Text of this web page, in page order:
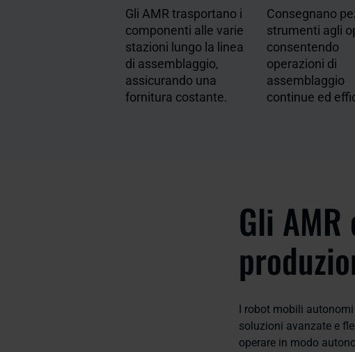
Gli AMR trasportano i
componenti alle varie
stazioni lungo la linea
di assemblaggio,
assicurando una
fornitura costante.
Consegnano
strumenti agli
consentendo
operazioni di
assemblaggio
continue ed
Gli
I robot mobili
soluzioni avanzate e
operare in modo